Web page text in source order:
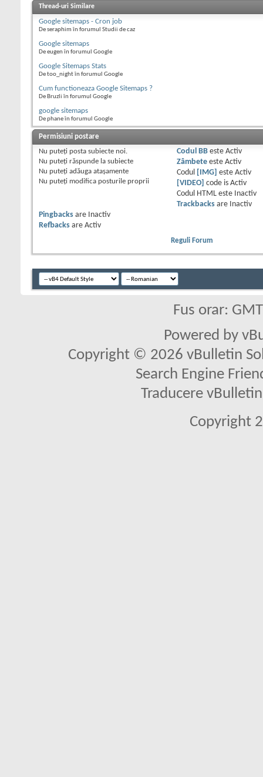
Thread-uri Similare
Google sitemaps - Cron job
De seraphim în forumul Studii de caz
Google sitemaps
De eugen în forumul Google
Google Sitemaps Stats
De too_night în forumul Google
Cum functioneaza Google Sitemaps ?
De Bruzli în forumul Google
google sitemaps
De phane în forumul Google
Permisiuni postare
Nu puteţi posta subiecte noi.
Nu puteţi răspunde la subiecte
Nu puteţi adăuga ataşamente
Nu puteţi modifica posturile proprii
Codul BBeste Activ
Zâmbeteeste Activ
Codul
[IMG] este Activ
[VIDEO] code is Activ
Codul HTML este
Inactiv
Trackbacksare
Inactiv
Pingbacks are
Inactiv
Refbacks are Activ
Reguli Forum
Fus orar:
Powered by
Copyright © 2026 vBulletin
Search Engine
Traducere
Copyright